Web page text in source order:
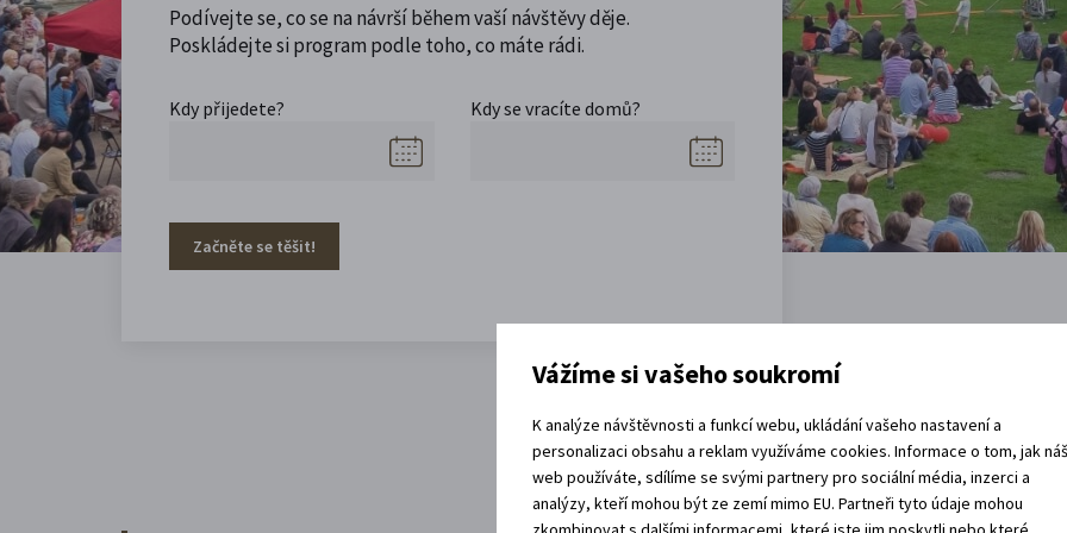
Podívejte se, co se na návrší během vaší návštěvy děje.
Poskládejte si program podle toho, co máte rádi.
Kdy přijedete? Kdy se vracíte domů?
Začněte se těšit!
Akce, co jsou za rohem
Vážíme si vašeho soukromí
K analýze návštěvnosti a funkcí webu, ukládání vašeho nastavení a
personalizaci obsahu a reklam využíváme cookies. Informace o tom, jak
web používáte, sdílíme se svými partnery pro sociální média, inzerci a
analýzy, kteří mohou být ze zemí mimo EU. Partneři tyto údaje mohou